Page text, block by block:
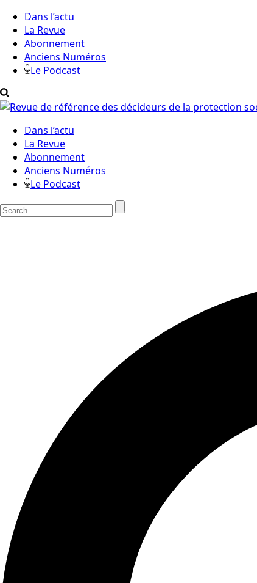
Dans l’actu
La Revue
Abonnement
Anciens Numéros
Le Podcast
Dans l’actu
La Revue
Abonnement
Anciens Numéros
Le Podcast